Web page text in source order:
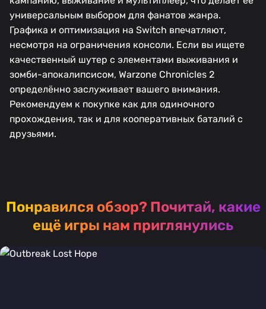
универсальным выбором для фанатов жанра.
Графика и оптимизация на Switch впечатляют,
несмотря на ограничения консоли. Если вы ищете
качественный шутер с элементами выживания и
зомби-апокалипсисом, Warzone Chronicles 2
определённо заслуживает вашего внимания.
Рекомендуем к покупке как для одиночного
прохождения, так и для кооперативных баталий с
друзьями.
Понравился обзор? Почитай, какие
ещё игры нам приглянулись